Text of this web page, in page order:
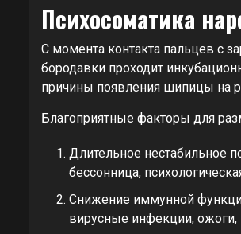
Психосоматика
С момента контакта пальцев с
бородавки проходит
причины появления шипицы на
Благоприятные факторы для
Длительное нестабильное
бессонница,
Снижение иммунной
вирусные инфекции, ожоги,